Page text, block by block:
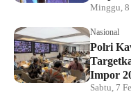
Minggu, 8
Nasional
Polri
Impor
Sabtu, 7